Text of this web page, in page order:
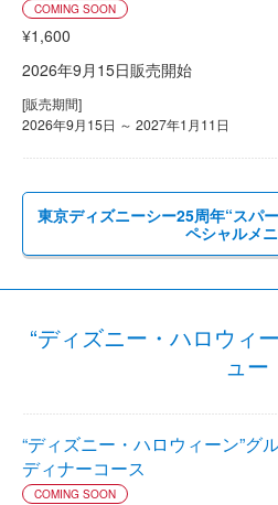
COMING SOON
¥1,600
2026年9月15日販売開始
[販売期間]
2026年9月15日 ～ 2027年1月11日
東京ディズニーシー25周年“スパ
ペシャルメ
“ディズニー・ハロウィ
ュー
“ディズニー・ハロウィーン”グ
ディナーコース
COMING SOON